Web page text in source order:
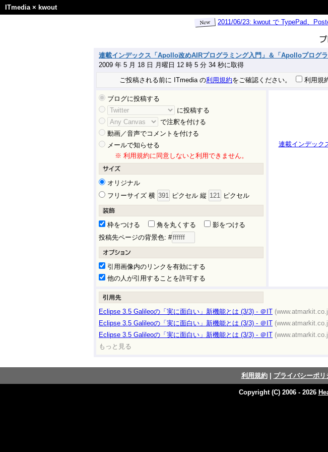
ITmedia× kwout
2011/06/23: kwout で TypePad、
連載インデックス「Apollo改めAIRプログラミング入門」＆「Apolloプログ
2009 年 5 月 18 日 月曜日 12 時 5 分 34 秒に取得
ご投稿される前に ITmedia の利用規約をご確認ください。 利用規
ブログに投稿する
に投稿する
で注釈を付ける
動画／音声でコメントを付ける
メールで知らせる
※ 利用規約に同意しないと利用できません。
オリジナル
フリーサイズ 横
ピクセル 縦 ピクセル
枠をつける 角を丸くする
影をつける
投稿先ページの背景色: #
引用画像内のリンクを有効にする
他の人が引用することを許可する
連載インデック
Eclipse 3.5 Galileoの「実に面白い」新機能とは (3/3) - ＠IT
Eclipse 3.5 Galileoの「実に面白い」新機能とは (3/3) - ＠IT
Eclipse 3.5 Galileoの「実に面白い」新機能とは (3/3) - ＠IT
もっと見る
利用規約| プライバシーポリ
Copyright (C) 2006 - 2026